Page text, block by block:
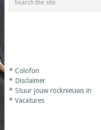
* Colofon
* Disclaimer
* Stuur jouw rocknieuws in
* Vacatures